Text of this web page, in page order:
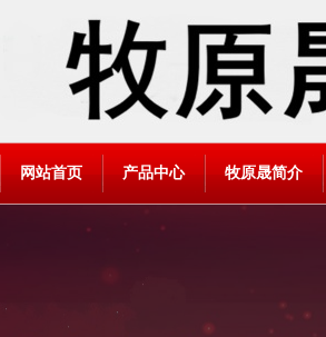
网站首页 产品中心 牧原晟简介